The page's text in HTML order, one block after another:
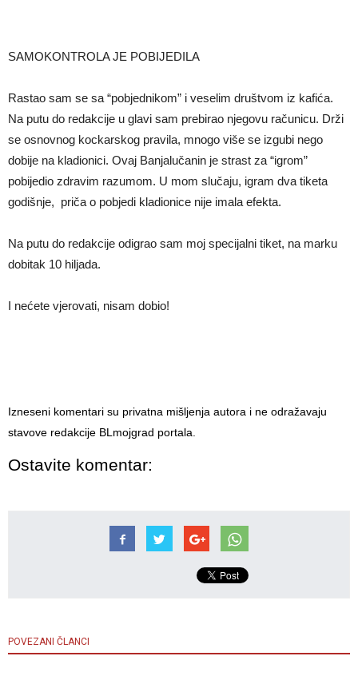
SAMOKONTROLA JE POBIJEDILA
Rastao sam se sa “pobjednikom” i veselim društvom iz kafića.
Na putu do redakcije u glavi sam prebirao njegovu računicu. Drži
se osnovnog kockarskog pravila, mnogo više se izgubi nego
dobije na kladionici. Ovaj Banjalučanin je strast za “igrom”
pobijedio zdravim razumom. U mom slučaju, igram dva tiketa
godišnje, priča o pobjedi kladionice nije imala efekta.
Na putu do redakcije odigrao sam moj specijalni tiket, na marku
dobitak 10 hiljada.
I nećete vjerovati, nisam dobio!
Izneseni komentari su privatna mišljenja autora i ne odražavaju
stavove redakcije BLmojgrad portala.
Ostavite komentar:
POVEZANI ČLANCI